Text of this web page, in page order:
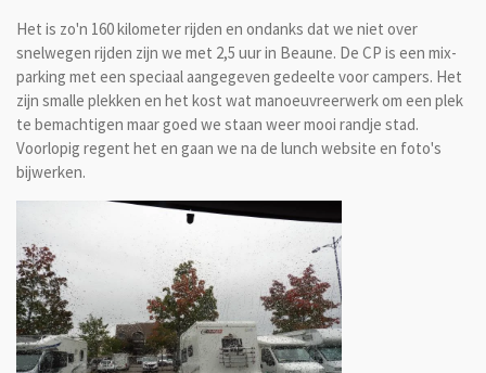
Het is zo'n 160 kilometer rijden en ondanks dat we niet over
snelwegen rijden zijn we met 2,5 uur in Beaune. De CP is een mix-
parking met een speciaal aangegeven gedeelte voor campers. Het
zijn smalle plekken en het kost wat manoeuvreerwerk om een plek
te bemachtigen maar goed we staan weer mooi randje stad.
Voorlopig regent het en gaan we na de lunch website en foto's
bijwerken.